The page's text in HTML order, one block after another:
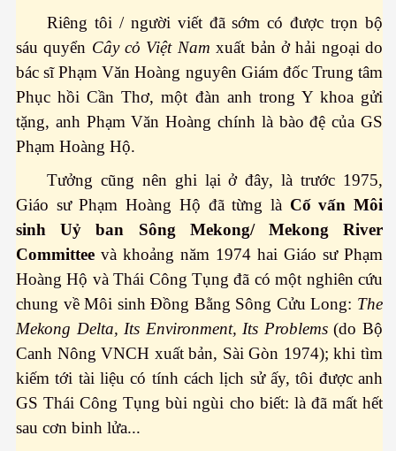
Riêng tôi / người viết đã sớm có được trọn bộ
sáu quyển Cây cỏ Việt Nam xuất bản ở hải ngoại do
bác sĩ Phạm Văn Hoàng nguyên Giám đốc Trung tâm
Phục hồi Cần Thơ, một đàn anh trong Y khoa gửi
tặng, anh Phạm Văn Hoàng chính là bào đệ của GS
Phạm Hoàng Hộ.
Tưởng cũng nên ghi lại ở đây, là trước 1975,
Giáo sư Phạm Hoàng Hộ đã từng là Cố vấn Môi
sinh Uỷ ban Sông Mekong/ Mekong River
Committee và khoảng năm 1974 hai Giáo sư Phạm
Hoàng Hộ và Thái Công Tụng đã có một nghiên cứu
chung về Môi sinh Đồng Bằng Sông Cửu Long: The
Mekong Delta, Its Environment, Its Problems(do Bộ
Canh Nông VNCH xuất bản, Sài Gòn 1974); khi tìm
kiếm tới tài liệu có tính cách lịch sử ấy, tôi được anh
GS Thái Công Tụng bùi ngùi cho biết: là đã mất hết
sau cơn binh lửa...